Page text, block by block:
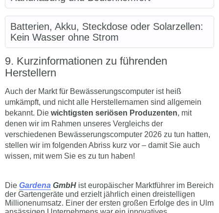
Batterien, Akku, Steckdose oder Solarzellen:
Kein Wasser ohne Strom
Kurzinformationen zu führenden
Herstellern
Auch der Markt für Bewässerungscomputer ist heiß
umkämpft, und nicht alle Herstellernamen sind allgemein
bekannt. Die wichtigsten seriösen Produzenten, mit
denen wir im Rahmen unseres Vergleichs der
verschiedenen Bewässerungscomputer 2026 zu tun hatten,
stellen wir im folgenden Abriss kurz vor – damit Sie auch
wissen, mit wem Sie es zu tun haben!
Die Gardena GmbH ist europäischer Marktführer im Bereich
der Gartengeräte und erzielt jährlich einen dreistelligen
Millionenumsatz. Einer der ersten großen Erfolge des in Ulm